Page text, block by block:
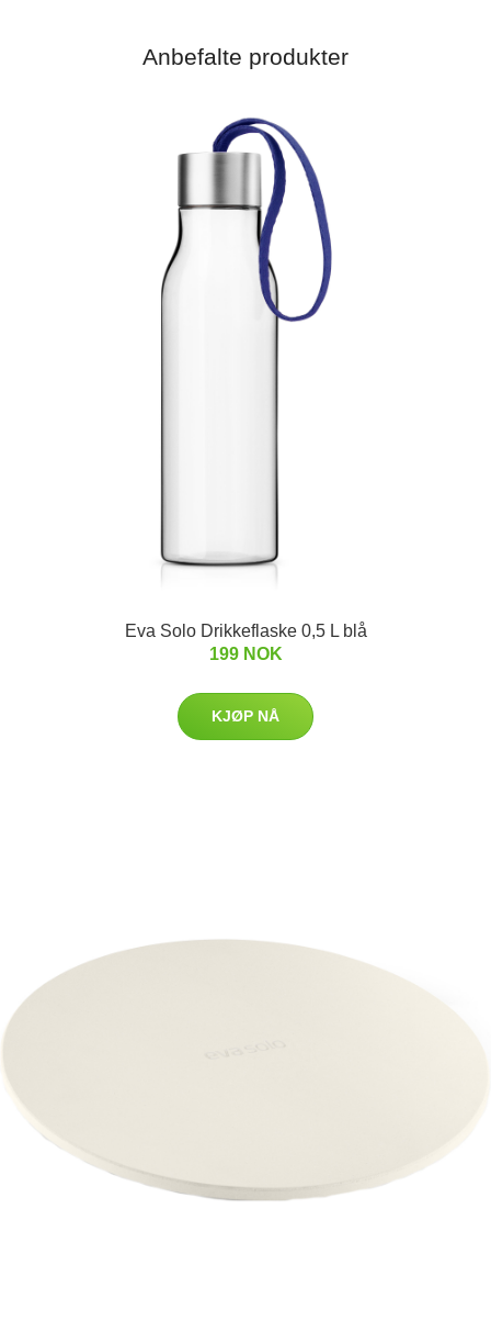
Anbefalte produkter
Eva Solo Drikkeflaske 0,5 L blå
199 NOK
KJØP NÅ